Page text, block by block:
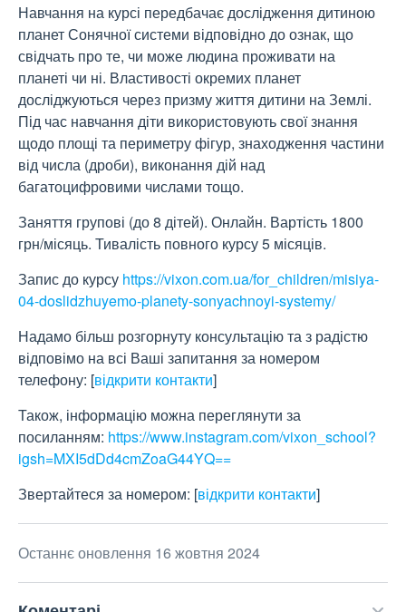
Навчання на курсі передбачає дослідження дитиною
планет Сонячної системи відповідно до ознак, що
свідчать про те, чи може людина проживати на
планеті чи ні. Властивості окремих планет
досліджуються через призму життя дитини на Землі.
Під час навчання діти використовують свої знання
щодо площі та периметру фігур, знаходження частини
від числа (дроби), виконання дій над
багатоцифровими числами тощо.
Заняття групові (до 8 дітей). Онлайн. Вартість 1800
грн/місяць. Тивалість повного курсу 5 місяців.
Запис до курсу https://vixon.com.ua/for_children/misiya-
04-doslidzhuyemo-planety-sonyachnoyi-systemy/
Надамо більш розгорнуту консультацію та з радістю
відповімо на всі Ваші запитання за номером
телефону: [відкрити контакти]
Також, інформацію можна переглянути за
посиланням: https://www.instagram.com/vixon_school?
igsh=MXI5dDd4cmZoaG44YQ==
Звертайтеся за номером: [відкрити контакти]
Останнє оновлення 16 жовтня 2024